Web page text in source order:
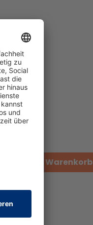
In den Warenkorb